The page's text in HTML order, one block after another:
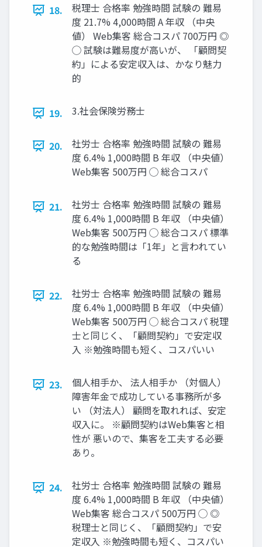
18.
税理士 合格率 勉強時間 試験の 難易
度 21.7% 4,000時間 A 年収 （中央
値） Web集客 総合コスパ 700万円 ◎
◯ 試験は難易度が高いが、 「顧問契
約」による安定収入は、かなり魅力
的
19. 3.社会保険労務士
20.
社労士 合格率 勉強時間 試験の 難易
度 6.4% 1,000時間 B 年収 （中央値）
Web集客 500万円 ◯ 総合コスパ
21.
社労士 合格率 勉強時間 試験の 難易
度 6.4% 1,000時間 B 年収 （中央値）
Web集客 500万円 ◯ 総合コスパ 標準
的な勉強時間は「1年」と言われてい
る
22.
社労士 合格率 勉強時間 試験の 難易
度 6.4% 1,000時間 B 年収 （中央値）
Web集客 500万円 ◯ 総合コスパ 税理
士と同じく、「顧問契約」で安定収
入 ※勉強時間も短く、コスパいい
23.
個人相手か、 法人相手か （対個人）
障害年金で成功している事務所が多
い （対法人） 顧問を取れれば、安定
収入に。 ※顧問契約はWeb集客と相
性が 悪いので、集客を工夫する必要
あり。
24.
社労士 合格率 勉強時間 試験の 難易
度 6.4% 1,000時間 B 年収 （中央値）
Web集客 総合コスパ 500万円 ◯ ◎
税理士と同じく、「顧問契約」で安
定収入 ※勉強時間も短く、コスパい